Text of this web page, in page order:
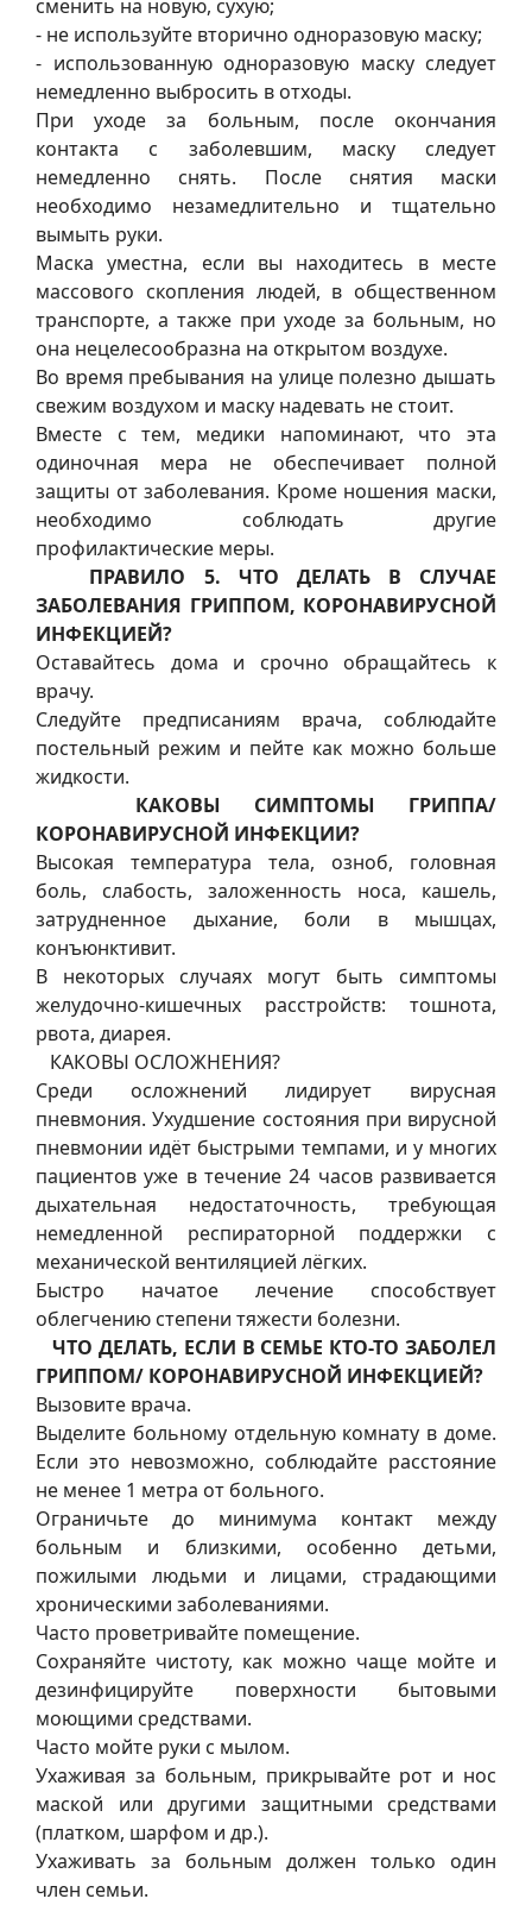
сменить на новую, сухую;
- не используйте вторично одноразовую маску;
- использованную одноразовую маску следует
немедленно выбросить в отходы.
При уходе за больным, после окончания
контакта с заболевшим, маску следует
немедленно снять. После снятия маски
необходимо незамедлительно и тщательно
вымыть руки.
Маска уместна, если вы находитесь в месте
массового скопления людей, в общественном
транспорте, а также при уходе за больным, но
она нецелесообразна на открытом воздухе.
Во время пребывания на улице полезно дышать
свежим воздухом и маску надевать не стоит.
Вместе с тем, медики напоминают, что эта
одиночная мера не обеспечивает полной
защиты от заболевания. Кроме ношения маски,
необходимо соблюдать другие
профилактические меры.
ПРАВИЛО 5. ЧТО ДЕЛАТЬ В СЛУЧАЕ
ЗАБОЛЕВАНИЯ ГРИППОМ, КОРОНАВИРУСНОЙ
ИНФЕКЦИЕЙ?
Оставайтесь дома и срочно обращайтесь к
врачу.
Следуйте предписаниям врача, соблюдайте
постельный режим и пейте как можно больше
жидкости.
КАКОВЫ СИМПТОМЫ ГРИППА/
КОРОНАВИРУСНОЙ ИНФЕКЦИИ?
Высокая температура тела, озноб, головная
боль, слабость, заложенность носа, кашель,
затрудненное дыхание, боли в мышцах,
конъюнктивит.
В некоторых случаях могут быть симптомы
желудочно-кишечных расстройств: тошнота,
рвота, диарея.
КАКОВЫ ОСЛОЖНЕНИЯ?
Среди осложнений лидирует вирусная
пневмония. Ухудшение состояния при вирусной
пневмонии идёт быстрыми темпами, и у многих
пациентов уже в течение 24 часов развивается
дыхательная недостаточность, требующая
немедленной респираторной поддержки с
механической вентиляцией лёгких.
Быстро начатое лечение способствует
облегчению степени тяжести болезни.
ЧТО ДЕЛАТЬ, ЕСЛИ В СЕМЬЕ КТО-ТО ЗАБОЛЕЛ
ГРИППОМ/ КОРОНАВИРУСНОЙ ИНФЕКЦИЕЙ?
Вызовите врача.
Выделите больному отдельную комнату в доме.
Если это невозможно, соблюдайте расстояние
не менее 1 метра от больного.
Ограничьте до минимума контакт между
больным и близкими, особенно детьми,
пожилыми людьми и лицами, страдающими
хроническими заболеваниями.
Часто проветривайте помещение.
Сохраняйте чистоту, как можно чаще мойте и
дезинфицируйте поверхности бытовыми
моющими средствами.
Часто мойте руки с мылом.
Ухаживая за больным, прикрывайте рот и нос
маской или другими защитными средствами
(платком, шарфом и др.).
Ухаживать за больным должен только один
член семьи.